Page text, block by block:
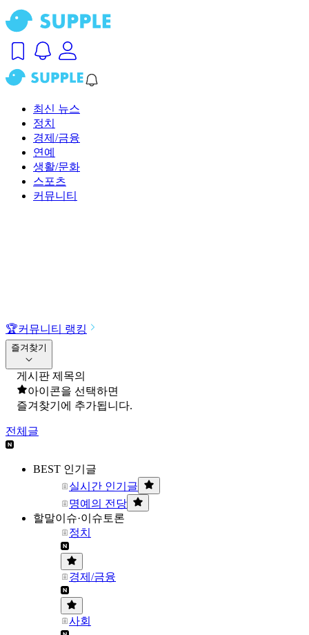
최신 뉴스
정치
경제/금융
연예
생활/문화
스포츠
커뮤니티
🏆커뮤니티 랭킹
즐겨찾기
게시판 제목의
아이콘을 선택하면
즐겨찾기에 추가됩니다.
전체글
BEST 인기글
실시간 인기글
명예의 전당
할말이슈·이슈토론
정치
경제/금융
사회